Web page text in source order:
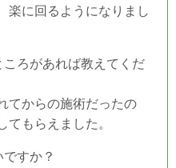
楽に回るようになりまし
ろがあれば教えてくだ
てからの施術だったの
てもらえました。
すか？